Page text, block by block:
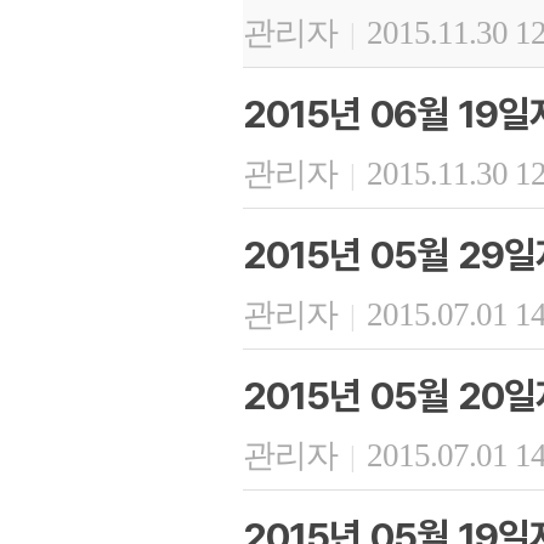
관리자 | 2015.11.30
2015년 06월 19일
관리자 | 2015.11.30
2015년 05월 29일
관리자 | 2015.07.01
2015년 05월 20일
관리자 | 2015.07.01